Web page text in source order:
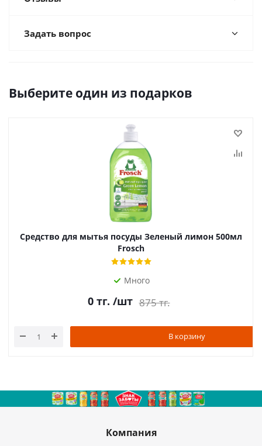
Задать вопрос
Выберите один из подарков
Средство для мытья посуды Зеленый лимон 500мл
Frosch
Много
0тг. /шт 875тг.
В корзину
Компания